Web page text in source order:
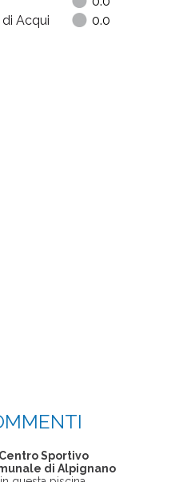
di Acqui
0.0
Centro Sportivo
di Alpignano